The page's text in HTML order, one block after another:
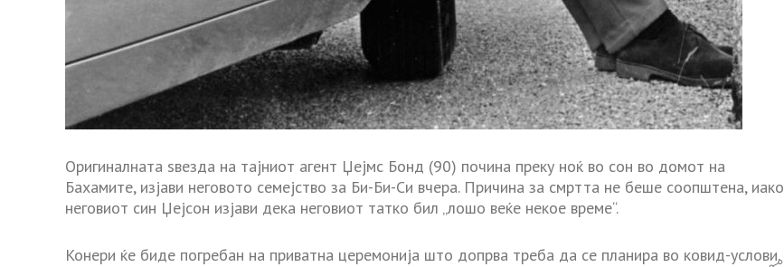
Оригиналната ѕвезда на тајниот агент Џејмс Бонд (90) почина преку ноќ во сон во домот на
Бахамите, изјави неговото семејство за Би-Би-Си вчера. Причина за смртта не беше соопштена, иако
неговиот син Џејсон изјави дека неговиот татко бил „лошо веќе некое време“.
Конери ќе биде погребан на приватна церемонија што допрва треба да се планира во ковид-услови.